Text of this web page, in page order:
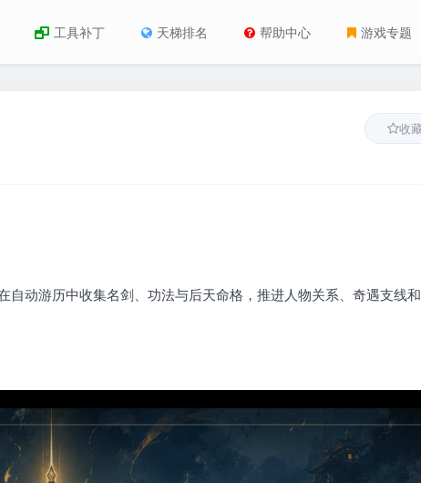
工具补丁 天梯排名 帮助中心 游戏专题
收
动游历中收集名剑、功法与后天命格，推进人物关系、奇遇支线